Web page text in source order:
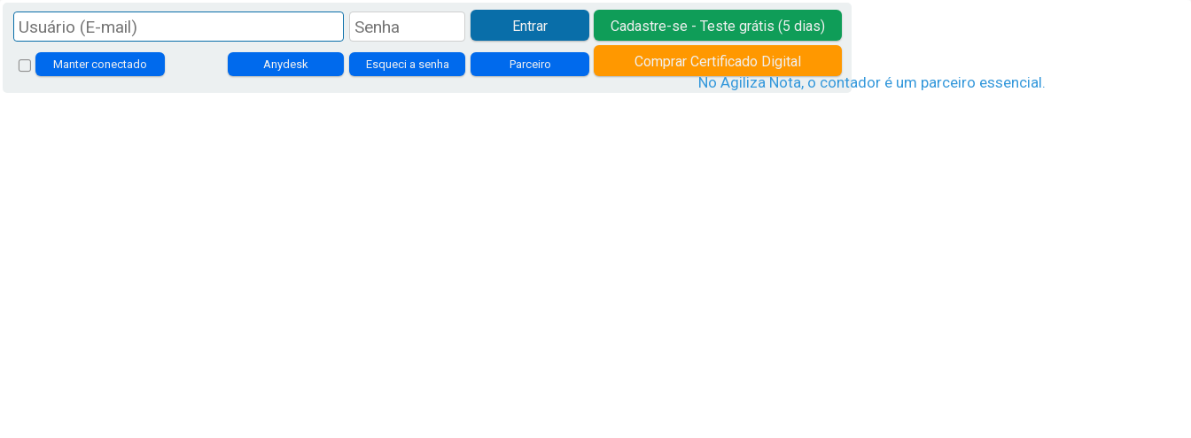
Entrar
Esqueci a senha
Anydesk Parceiro
Manter conectado
Cadastre-se - Teste grátis (5 dias)
Comprar Certificado Digital
No Agiliza Nota, o contador é um parceiro essencial.